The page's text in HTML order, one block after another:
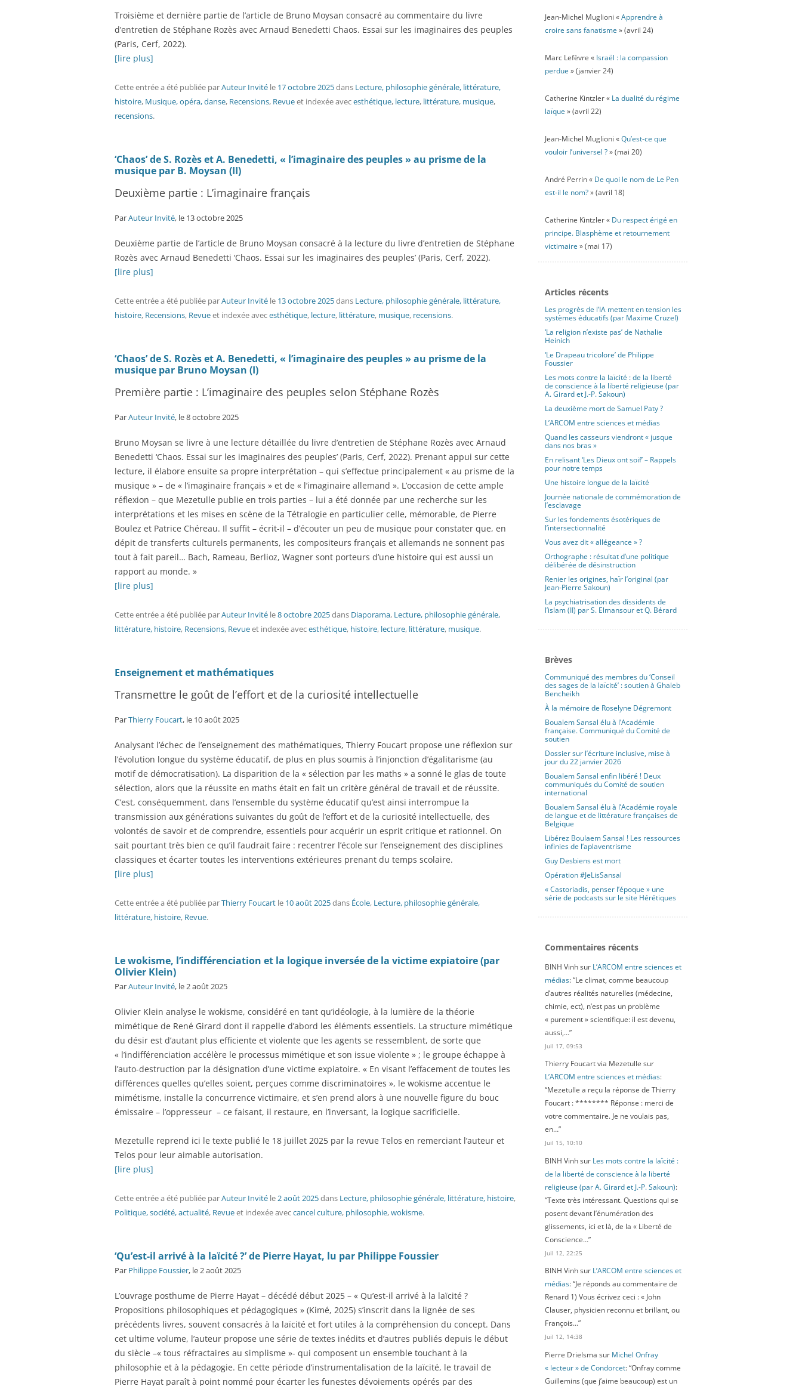
Troisième et dernière partie de l’article de Bruno Moysan consacré au commentaire du livre
d’entretien de Stéphane Rozès avec Arnaud Benedetti Chaos. Essai sur les imaginaires des peuples
(Paris, Cerf, 2022).
[lire plus]
Cette entrée a été publiée parAuteur Invité le 17 octobre 2025dans Lecture, philosophie générale, littérature,
histoire, Musique, opéra, danse, Recensions, Revueet indexée avecesthétique, lecture, littérature, musique,
recensions.
‘Chaos’ de S. Rozès et A. Benedetti, « l’imaginaire des peuples » au prisme de la
musique par B. Moysan (II)
Deuxième partie : L’imaginaire français
ParAuteur Invité, le 13 octobre 2025
Deuxième partie de l’article de Bruno Moysan consacré à la lecture du livre d’entretien de Stéphane
Rozès avec Arnaud Benedetti ‘Chaos. Essai sur les imaginaires des peuples’ (Paris, Cerf, 2022).
[lire plus]
Cette entrée a été publiée parAuteur Invité le 13 octobre 2025dans Lecture, philosophie générale, littérature,
histoire, Recensions, Revueet indexée avecesthétique, lecture, littérature, musique, recensions.
‘Chaos’ de S. Rozès et A. Benedetti, « l’imaginaire des peuples » au prisme de la
musique par Bruno Moysan (I)
Première partie : L’imaginaire des peuples selon Stéphane Rozès
ParAuteur Invité, le 8 octobre 2025
Bruno Moysan se livre à une lecture détaillée du livre d’entretien de Stéphane Rozès avec Arnaud
Benedetti ‘Chaos. Essai sur les imaginaires des peuples’ (Paris, Cerf, 2022). Prenant appui sur cette
lecture, il élabore ensuite sa propre interprétation – qui s’effectue principalement « au prisme de la
musique » – de « l’imaginaire français » et de « l’imaginaire allemand ». L’occasion de cette ample
réflexion – que Mezetulle publie en trois parties – lui a été donnée par une recherche sur les
interprétations et les mises en scène de la Tétralogie en particulier celle, mémorable, de Pierre
Boulez et Patrice Chéreau. Il suffit – écrit-il – d’écouter un peu de musique pour constater que, en
dépit de transferts culturels permanents, les compositeurs français et allemands ne sonnent pas
tout à fait pareil… Bach, Rameau, Berlioz, Wagner sont porteurs d’une histoire qui est aussi un
rapport au monde. »
[lire plus]
Cette entrée a été publiée parAuteur Invité le8 octobre 2025dans Diaporama, Lecture, philosophie générale,
littérature, histoire, Recensions, Revueet indexée avecesthétique, histoire, lecture, littérature, musique.
Enseignement et mathématiques
Transmettre le goût de l’effort et de la curiosité intellectuelle
ParThierry Foucart, le 10 août 2025
Analysant l’échec de l’enseignement des mathématiques, Thierry Foucart propose une réflexion sur
l’évolution longue du système éducatif, de plus en plus soumis à l’injonction d’égalitarisme (au
motif de démocratisation). La disparition de la « sélection par les maths » a sonné le glas de toute
sélection, alors que la réussite en maths était en fait un critère général de travail et de réussite.
C’est, conséquemment, dans l’ensemble du système éducatif qu’est ainsi interrompue la
transmission aux générations suivantes du goût de l’effort et de la curiosité intellectuelle, des
volontés de savoir et de comprendre, essentiels pour acquérir un esprit critique et rationnel. On
sait pourtant très bien ce qu’il faudrait faire : recentrer l’école sur l’enseignement des disciplines
classiques et écarter toutes les interventions extérieures prenant du temps scolaire.
[lire plus]
Cette entrée a été publiée parThierry Foucart le 10 août 2025dans École, Lecture, philosophie générale,
littérature, histoire, Revue.
Le wokisme, l’indifférenciation et la logique inversée de la victime expiatoire (par
Olivier Klein)
ParAuteur Invité, le 2 août 2025
Olivier Klein analyse le wokisme, considéré en tant qu’idéologie, à la lumière de la théorie
mimétique de René Girard dont il rappelle d’abord les éléments essentiels. La structure mimétique
du désir est d’autant plus efficiente et violente que les agents se ressemblent, de sorte que
« l’indifférenciation accélère le processus mimétique et son issue violente » ; le groupe échappe à
l’auto-destruction par la désignation d’une victime expiatoire. « En visant l’effacement de toutes les
différences quelles qu’elles soient, perçues comme discriminatoires », le wokisme accentue le
mimétisme, installe la concurrence victimaire, et s’en prend alors à une nouvelle figure du bouc
émissaire – l’oppresseur – ce faisant, il restaure, en l’inversant, la logique sacrificielle.
Mezetulle reprend ici le texte publié le 18 juillet 2025 par la revue Telos en remerciant l’auteur et
Telos pour leur aimable autorisation.
[lire plus]
Cette entrée a été publiée parAuteur Invité le2 août 2025dans Lecture, philosophie générale, littérature, histoire,
Politique, société, actualité, Revueet indexée aveccancel culture, philosophie,wokisme.
‘Qu’est-il arrivé à la laïcité ?’ de Pierre Hayat, lu par Philippe Foussier
Par Philippe Foussier, le 2 août 2025
L’ouvrage posthume de Pierre Hayat – décédé début 2025 – « Qu’est-il arrivé à la laïcité ?
Propositions philosophiques et pédagogiques » (Kimé, 2025) s’inscrit dans la lignée de ses
précédents livres, souvent consacrés à la laïcité et fort utiles à la compréhension du concept. Dans
cet ultime volume, l’auteur propose une série de textes inédits et d’autres publiés depuis le début
du siècle –« tous réfractaires au simplisme »- qui composent un ensemble touchant à la
philosophie et à la pédagogie. En cette période d’instrumentalisation de la laïcité, le travail de
Pierre Hayat paraît à point nommé pour écarter les funestes dévoiements opérés par des
Jean-Michel Muglioni «Apprendre à
croire sans fanatisme » (avril 24)
Marc Lefèvre « Israël : la compassion
perdue » (janvier 24)
Catherine Kintzler « La dualité du régime
laïque » (avril 22)
Jean-Michel Muglioni «Qu’est-ce que
vouloir l’universel ?» (mai 20)
André Perrin « De quoi le nom de Le Pen
est-il le nom?» (avril 18)
Catherine Kintzler « Du respect érigé en
principe. Blasphème et retournement
victimaire » (mai 17)
Articles récents
Les progrès de l’IA mettent en tension les
systèmes éducatifs (par Maxime Cruzel)
‘La religion n’existe pas’ de Nathalie
Heinich
‘Le Drapeau tricolore’ de Philippe
Foussier
Les mots contre la laïcité : de la liberté
de conscience à la liberté religieuse (par
A. Girard et J.-P. Sakoun)
La deuxième mort de Samuel Paty ?
L’ARCOM entre sciences et médias
Quand les casseurs viendront « jusque
dans nos bras »
En relisant ‘Les Dieux ont soif’ – Rappels
pour notre temps
Une histoire longue de la laïcité
Journée nationale de commémoration de
l’esclavage
Sur les fondements ésotériques de
l’intersectionnalité
Vous avez dit « allégeance » ?
Orthographe : résultat d’une politique
délibérée de désinstruction
Renier les origines, haïr l’original (par
Jean-Pierre Sakoun)
La psychiatrisation des dissidents de
l’islam (II) par S. Elmansour et Q. Bérard
Brèves
Communiqué des membres du ‘Conseil
des sages de la laïcité’ : soutien à Ghaleb
Bencheikh
À la mémoire de Roselyne Dégremont
Boualem Sansal élu à l’Académie
française. Communiqué du Comité de
soutien
Dossier sur l’écriture inclusive, mise à
jour du 22 janvier 2026
Boualem Sansal enfin libéré ! Deux
communiqués du Comité de soutien
international
Boualem Sansal élu à l’Académie royale
de langue et de littérature françaises de
Belgique
Libérez Boulaem Sansal ! Les ressources
infinies de l’aplaventrisme
Guy Desbiens est mort
Opération #JeLisSansal
« Castoriadis, penser l’époque » une
série de podcasts sur le site Hérétiques
Commentaires récents
BINH Vinhsur L’ARCOM entre sciences et
médias: “Le climat, comme beaucoup
d’autres réalités naturelles (médecine,
chimie, ect), n’est pas un problème
« purement » scientifique: il est devenu,
aussi,…”
Juil 17, 09:53
Thierry Foucart via Mezetulle sur
L’ARCOM entre sciences et médias:
“Mezetulle a reçu la réponse de Thierry
Foucart : ******** Réponse : merci de
votre commentaire. Je ne voulais pas,
en…”
Juil 15, 10:10
BINH Vinhsur Les mots contre la laïcité :
de la liberté de conscience à la liberté
religieuse (par A. Girard et J.-P. Sakoun):
“Texte très intéressant. Questions qui se
posent devant l’énumération des
glissements, ici et là, de la « Liberté de
Conscience…”
Juil 12, 22:25
BINH Vinhsur L’ARCOM entre sciences et
médias: “Je réponds au commentaire de
Renard 1) Vous écrivez ceci : « John
Clauser, physicien reconnu et brillant, ou
François…”
Juil 12, 14:38
Pierre Drielsma sur Michel Onfray
« lecteur » de Condorcet: “Onfray comme
Guillemins (que j’aime beaucoup) est un